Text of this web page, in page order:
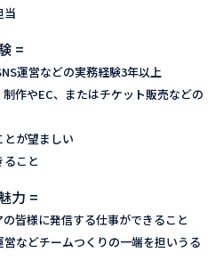
当
=
運営などの実務経験3年以上
作やEC、またはチケット販売などの
とが望ましい
ること
力 =
皆様に発信する仕事ができること
営などチームつくりの一端を担いうる